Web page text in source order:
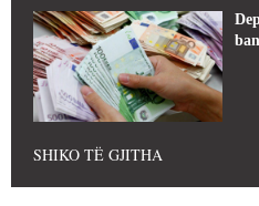
SHIKO TË GJITHA